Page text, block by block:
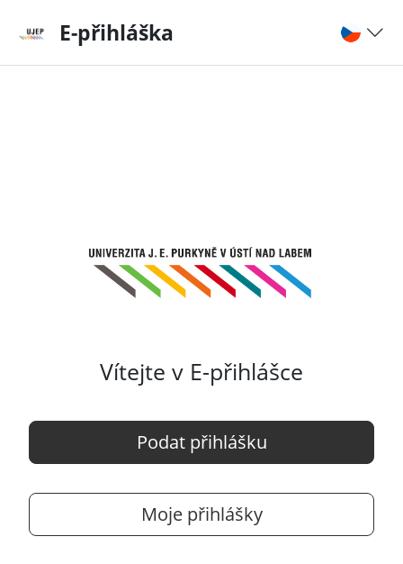
E-přihláška
Vítejte v E-přihlášce
Podat přihlášku
Moje přihlášky